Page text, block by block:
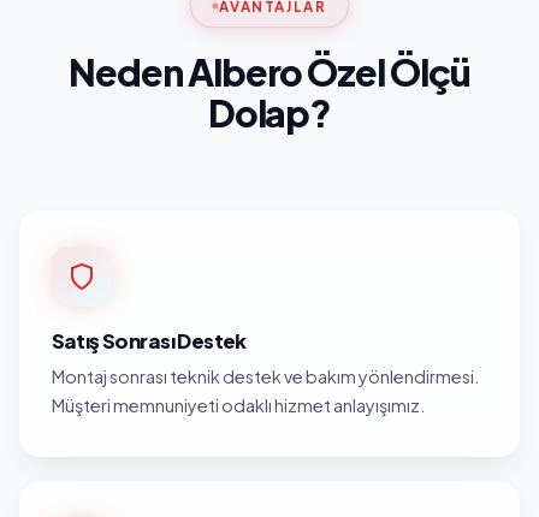
AVANTAJLAR
Neden Albero Özel Ölçü
Dolap?
Satış Sonrası Destek
Montaj sonrası teknik destek ve bakım yönlendirmesi.
Müşteri memnuniyeti odaklı hizmet anlayışımız.